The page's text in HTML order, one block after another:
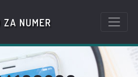
ZA NUMER